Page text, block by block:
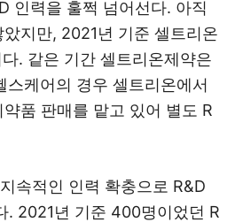
인력을 훌쩍 넘어선다. 아직
지만, 2021년 기준 셀트리온
. 같은 기간 셀트리온제약은
케어의 경우 셀트리온에서
약품 판매를 맡고 있어 별도 R
속적인 인력 확충으로 R&D
. 2021년 기준 400명이었던 R